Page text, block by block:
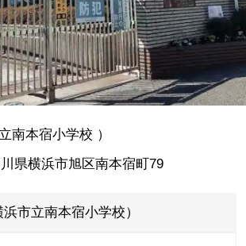
南本宿小学校 ）
県横浜市旭区南本宿町79
浜市立南本宿小学校）